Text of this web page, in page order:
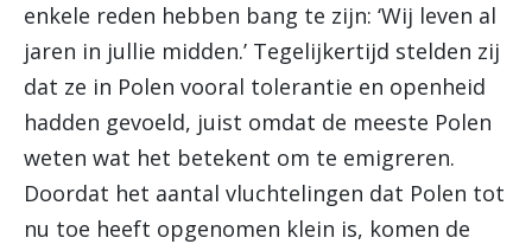
enkele reden hebben bang te zijn: ‘Wij leven al
jaren in jullie midden.’ Tegelijkertijd stelden zij
dat ze in Polen vooral tolerantie en openheid
hadden gevoeld, juist omdat de meeste Polen
weten wat het betekent om te emigreren.
Doordat het aantal vluchtelingen dat Polen tot
nu toe heeft opgenomen klein is, komen de